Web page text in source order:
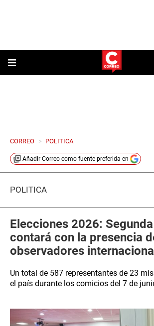
CORREO > POLITICA
Añadir Correo como fuente preferida en
POLÍTICA
Elecciones 2026:
contará con la presencia
observadores
Un total de 587 representantes de 23
el país durante los comicios del 7 de